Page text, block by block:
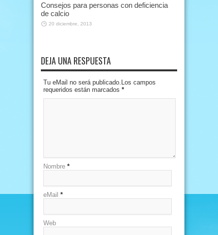
Consejos para personas con deficiencia
de calcio
20 diciembre, 2013
DEJA UNA RESPUESTA
Tu eMail no será publicado.Los campos
requeridos están marcados *
Nombre *
eMail *
Web